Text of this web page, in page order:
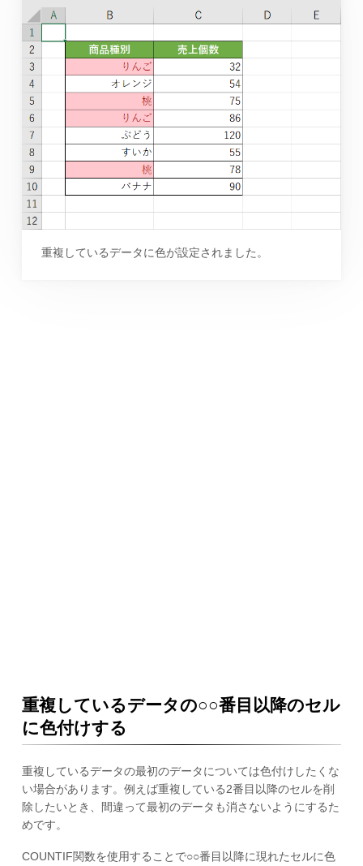
重複しているデータに色が設定されました。
重複しているデータの○○番目以降のセル
に色付けする
重複しているデータの最初のデータについては色付けしたくな
い場合があります。例えば重複している2番目以降のセルを削
除したいとき、間違って最初のデータも消さないようにするた
めです。
COUNTIF関数を使用することで○○番目以降に現れたセルに色